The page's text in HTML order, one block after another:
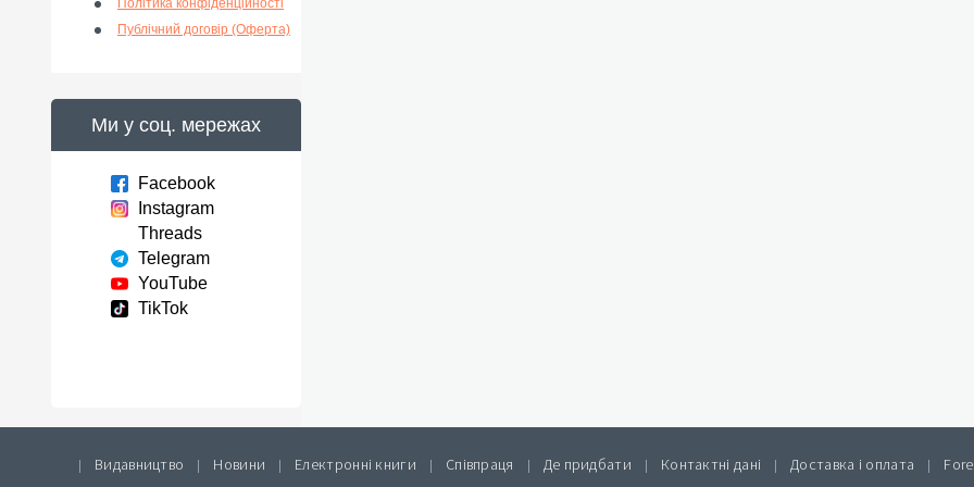
Політика конфіденційності
Публічний договір (Оферта)
Ми у соц. мережах
Facebook
Instagram
Threads
Telegram
YouTube
TikTok
| Видавництво | Новини | Електронні книги | Співпраця | Де придбати | Контактні дані | Доставка і оплата |